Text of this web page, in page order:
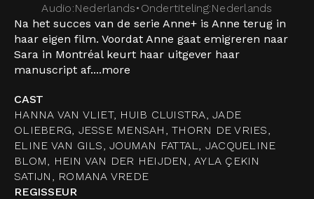
Audio:Nederlands• Ondertiteling:Nederlands
Na het succes van de serie Anne+ is Anne terug in
haar eigen film. Voordat Anne gaat emigreren naar
Sara in Montréal keurt haar uitgever haar
manuscript af....more
CAST
HANNA VAN VLIET, HUIB CLUISTRA, JADE
OLIEBERG, JESSE MENSAH, THORN DE VRIES,
ELINE VAN GILS, JOUMAN FATTAL, JACQUELINE
BLOM, HEIN VAN DER HEIJDEN, AYLA ÇEKIN
SATIJN, ROMANA VREDE
REGISSEUR